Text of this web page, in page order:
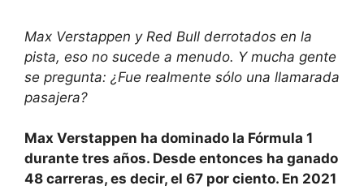
Max Verstappen y Red Bull derrotados en la
pista, eso no sucede a menudo. Y mucha gente
se pregunta: ¿Fue realmente sólo una llamarada
pasajera?
Max Verstappen ha dominado la Fórmula 1
durante tres años. Desde entonces ha ganado
48 carreras, es decir, el 67 por ciento. En 2021